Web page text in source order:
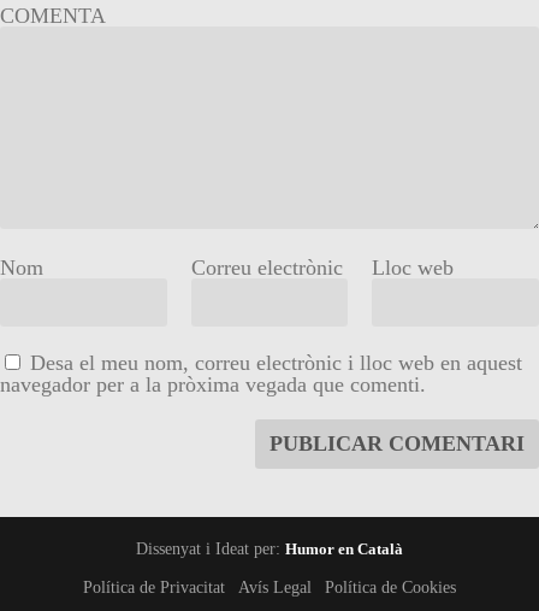
COMENTA
Nom Correu electrònic Lloc web
Desa el meu nom, correu electrònic i lloc web en aquest
navegador per a la pròxima vegada que comenti.
Dissenyat i Ideat per: Humor en Català
Política de Privacitat Avís Legal Política de Cookies